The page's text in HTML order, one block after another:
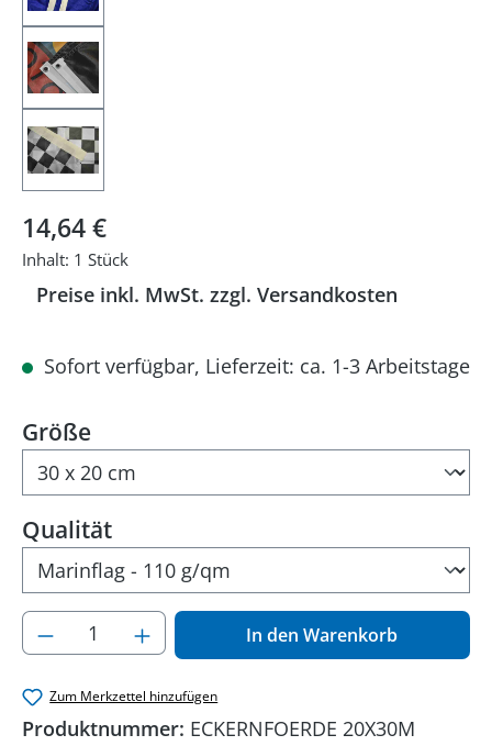
Regulärer Preis:
14,64 €
Inhalt: 1 Stück
Preise inkl. MwSt. zzgl. Versandkosten
Sofort verfügbar, Lieferzeit: ca. 1-3 Arbeitstage
Größeauswählen
Qualitätauswählen
Produkt Anzahl: Gib den gewünschten
In den Warenkorb
Zum Merkzettel hinzufügen
Produktnummer: ECKERNFOERDE 20X30M